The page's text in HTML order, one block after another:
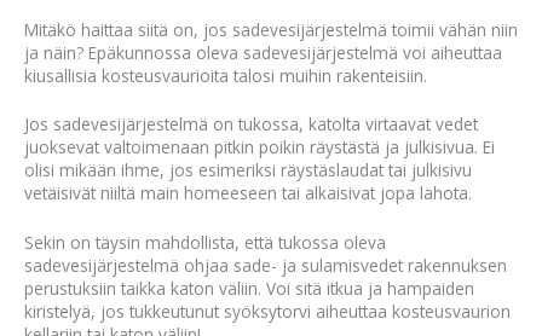
Mitäkö haittaa siitä on, jos sadevesijärjestelmä toimii vähän niin
ja näin? Epäkunnossa oleva sadevesijärjestelmä voi aiheuttaa
kiusallisia kosteusvaurioita talosi muihin rakenteisiin.
Jos sadevesijärjestelmä on tukossa, katolta virtaavat vedet
juoksevat valtoimenaan pitkin poikin räystästä ja julkisivua. Ei
olisi mikään ihme, jos esimeriksi räystäslaudat tai julkisivu
vetäisivät niiltä main homeeseen tai alkaisivat jopa lahota.
Sekin on täysin mahdollista, että tukossa oleva
sadevesijärjestelmä ohjaa sade- ja sulamisvedet rakennuksen
perustuksiin taikka katon väliin. Voi sitä itkua ja hampaiden
kiristelyä, jos tukkeutunut syöksytorvi aiheuttaa kosteusvaurion